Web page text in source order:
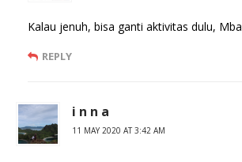
Kalau jenuh, bisa ganti aktivitas dulu, Mba
REPLY
i n n a
11 MAY 2020 AT 3:42 AM